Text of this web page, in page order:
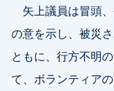
矢上議員は冒頭
の意を示し、被災
ともに、行方不明
て、ボランティア